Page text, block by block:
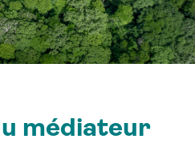
médiateur